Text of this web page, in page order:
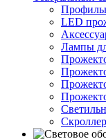
LED
Лампы